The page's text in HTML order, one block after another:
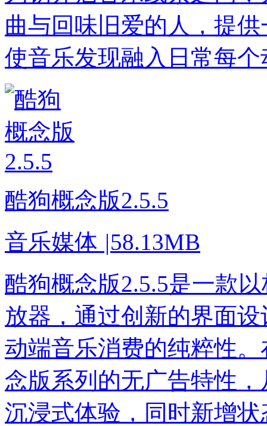
曲与回味旧爱的人，提
使音乐发现融入日常每
酷狗概念版2.5.5
音乐媒体 |58.13MB
酷狗概念版2.5.5是一款
放器，通过创新的界面
动端音乐消费的纯粹性
念版系列的无广告特性
沉浸式体验，同时新增